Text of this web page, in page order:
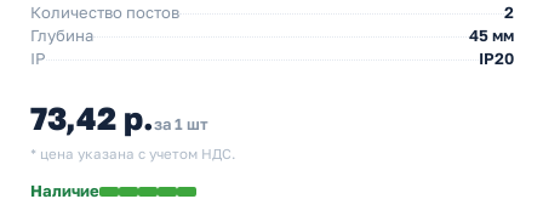
Количество постов
2
Глубина
45 мм
IP
IP20
73,42 р.за 1 шт
* цена указана с учетом НДС.
Наличие